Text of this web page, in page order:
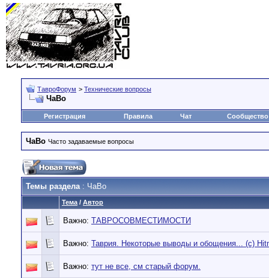
ТавроФорум > Технические вопросы
ЧаВо
Регистрация Правила Чат Сообщество
ЧаВо Часто задаваемые вопросы
Темы раздела: ЧаВо
Тема / Автор
Важно: ТАВРОСОВМЕСТИМОСТИ
Важно: Таврия. Некоторые выводы и обощения... (c)
Важно: тут не все, см старый форум.